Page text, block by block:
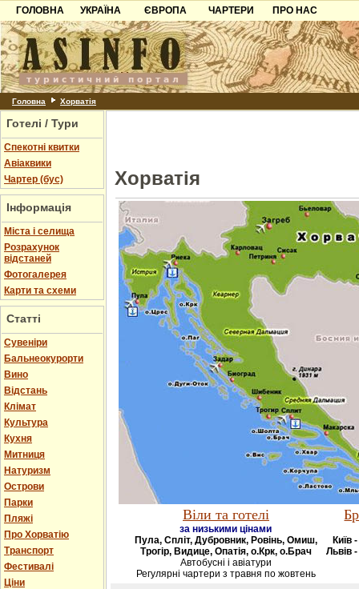
ГОЛОВНА
УКРАЇНА
Карпати
Азов
Причорноморря
Шацьк
ЄВРОПА
Чорногорія
Хорватія
Болгарія
ЧАРТЕРИ
ПРО НАС
Контакти
Партнерам
Додати готель
Головна Хорватія
Готелі / Тури
Спекотні квитки
Авіаквики
Чартер (бус)
Інформація
Міста і селища
Розрахунок
відстаней
Фотогалерея
Карти та схеми
Статті
Cувеніри
Бальнеокурорти
Вино
Відстань
Клімат
Культура
Кухня
Митниця
Натуризм
Острови
Парки
Пляжі
Про Хорватію
Транспорт
Фестивалі
Ціни
Хорватія
Віли та готелі
за низькими цінами
Пула, Спліт, Дубровник, Ровінь, Омиш,
Трогір, Видице, Опатія, о.Крк, о.Брач
Автобусні і авіатури
Регулярні чартери з травня по жовтень
Київ
Львів